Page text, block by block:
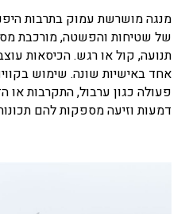
מנגה מושרשת עמוק בתרבות
של שטיחות והפשטה, מורכבת
תנועה, קול או רגש. הכיסאות
אחד באישיות שונה. שימוש
פעולה כגון ערבול, התקרבות או
דמעות וזיעה מספקות להם